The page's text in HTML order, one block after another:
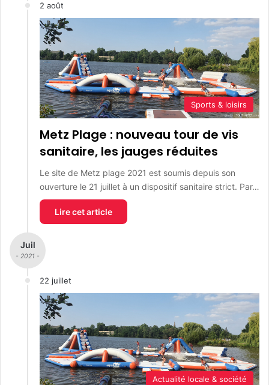
2 août
Sports & loisirs
Metz Plage : nouveau tour de vis
sanitaire, les jauges réduites
Le site de Metz plage 2021 est soumis depuis son
ouverture le 21 juillet à un dispositif sanitaire strict. Par…
Lire cet article
Juil
- 2021 -
22 juillet
Actualité locale & société